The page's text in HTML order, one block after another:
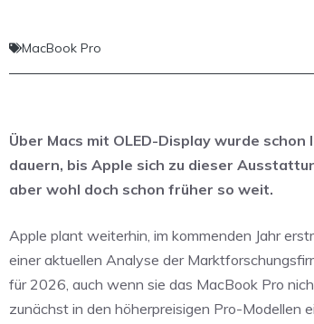
MacBook Pro
Über Macs mit OLED-Display wurde
dauern, bis Apple sich zu dieser
aber wohl doch schon früher so weit.
Apple plant weiterhin, im kommenden Jahr
einer aktuellen Analyse der
für 2026, auch wenn sie das MacBook Pro
zunächst in den höherpreisigen Pro-Modellen